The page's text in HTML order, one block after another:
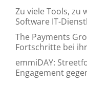
Zu viele Tools, zu
Software IT-
The Payments
Fortschritte bei
emmiDAY:
Engagement